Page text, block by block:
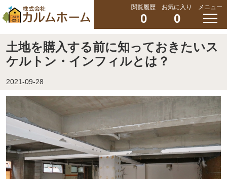
閲覧履歴
0
お気に入り
0
メニュー
土地を購入する前に知っておきたいス
ケルトン・インフィルとは？
2021-09-28